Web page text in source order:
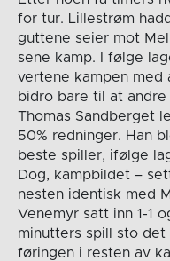
for tur. Lillestrøm
guttene seier mot
sene kamp. I følge
vertene kampen
bidro bare til at
Thomas Sandberget
50% redninger. Han
beste spiller, ifølge
Dog, kampbildet –
nesten identisk med
Venemyr satt inn 1-1
minutters spill sto
føringen i resten av